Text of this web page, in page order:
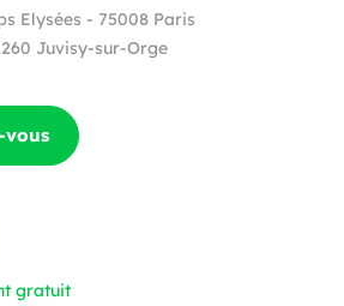
Elysées - 75008 Paris
Juvisy-sur-Orge
vous
gratuit